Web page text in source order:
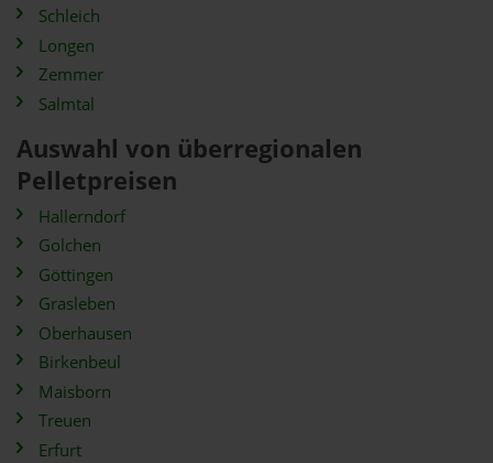
Schleich
Longen
Zemmer
Salmtal
Auswahl von überregionalen
Pelletpreisen
Hallerndorf
Golchen
Göttingen
Grasleben
Oberhausen
Birkenbeul
Maisborn
Treuen
Erfurt